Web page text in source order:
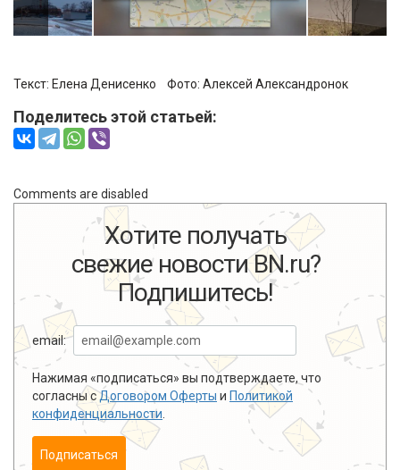
Текст: Елена Денисенко Фото: Алексей Александронок
Поделитесь этой статьей:
Comments are disabled
Хотите получать
свежие новости BN.ru?
Подпишитесь!
email:
Нажимая «подписаться» вы подтверждаете, что
согласны сДоговором Оферты и Политикой
конфиденциальности
Подписаться